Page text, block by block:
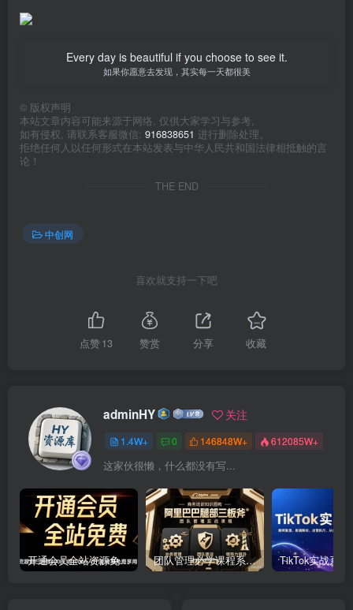
Every day is beautiful if you choose to see it.
如果你愿意去发现，其实每一天都很美
© 版权声明
本站文章内容可能来源于网络, 仅供大家学习与参考,
如有侵权, 请联系客服微信: 916838651 进行删除处理。
拒绝任何人以任何形式在本站发表与中华人民共和国法律相抵触的言
论！
THE END
中创网
喜欢就支持一下吧
点赞13 赞赏 分享 收藏
adminHY 关注
1.4W+ 0 146848W+ 612085W+
这家伙很懒，什么都没有写...
开通会员全站资源免费下载 开通VIP会员 HY资源库 团队管理必学课程系列，阿里巴巴“腿部三板斧”